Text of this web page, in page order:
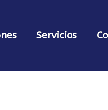
Servicios